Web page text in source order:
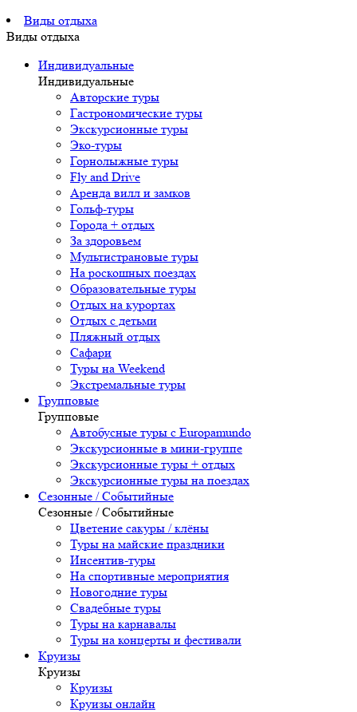
Виды отдыха
Виды отдыха
Индивидуальные
Индивидуальные
Авторские туры
Гастрономические туры
Экскурсионные туры
Эко-туры
Горнолыжные туры
Fly and Drive
Аренда вилл и замков
Гольф-туры
Города + отдых
За здоровьем
Мультистрановые туры
На роскошных поездах
Образовательные туры
Отдых на курортах
Отдых с детьми
Пляжный отдых
Сафари
Туры на Weekend
Экстремальные туры
Групповые
Групповые
Автобусные туры с Europamundo
Экскурсионные в мини-группе
Экскурсионные туры + отдых
Экскурсионные туры на поездах
Сезонные / Событийные
Сезонные / Событийные
Цветение сакуры / клёны
Туры на майские праздники
Инсентив-туры
На спортивные мероприятия
Новогодние туры
Свадебные туры
Туры на карнавалы
Туры на концерты и фестивали
Круизы
Круизы
Круизы
Круизы онлайн